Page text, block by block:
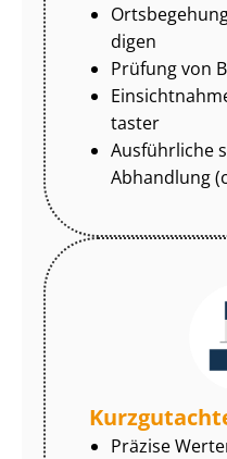
di­gen
Prüfung von
tas­ter
Ausführliche
Abhandlung
Präzise